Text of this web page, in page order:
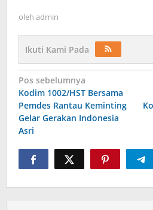
oleh admin
Ikuti Kami Pada
Navigasi
pos
Pos sebelumnya
Kodim 1002/HST Bersama
Pemdes Rantau Keminting
Gelar Gerakan Indonesia
Asri